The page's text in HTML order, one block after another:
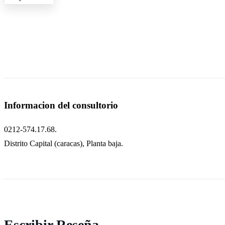
Informacion del consultorio
0212-574.17.68.
Distrito Capital (caracas), Planta baja.